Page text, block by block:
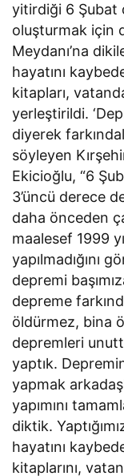
yitirdiği 6 Şubat
oluşturmak için
Meydanı’na
hayatını
kitapları,
yerleştirildi.
diyerek
söyleyen
Ekicioğlu, “6
3’üncü derece
daha önceden
maalesef 1999
yapılmadığını
depremi
depreme
öldürmez, bina
depremleri
yaptık.
yapmak
yapımını
diktik.
hayatını
kitaplarını,